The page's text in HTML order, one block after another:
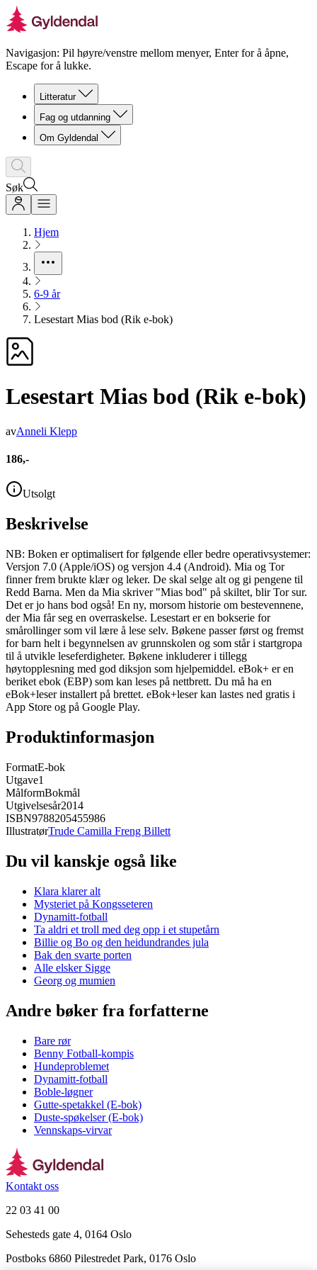
Navigasjon: Pil høyre/venstre mellom menyer, Enter for å åpne,
Escape for å lukke.
Litteratur
Fag og utdanning
Om Gyldendal
Søk
Hjem
6-9 år
Lesestart Mias bod (Rik e-bok)
Lesestart Mias bod (Rik e-bok)
avAnneli Klepp
186,-
Utsolgt
Beskrivelse
NB: Boken er optimalisert for følgende eller bedre operativsystemer:
Versjon 7.0 (Apple/iOS) og versjon 4.4 (Android). Mia og Tor
finner frem brukte klær og leker. De skal selge alt og gi pengene til
Redd Barna. Men da Mia skriver "Mias bod" på skiltet, blir Tor sur.
Det er jo hans bod også! En ny, morsom historie om bestevennene,
der Mia får seg en overraskelse. Lesestart er en bokserie for
smårollinger som vil lære å lese selv. Bøkene passer først og fremst
for barn helt i begynnelsen av grunnskolen og som står i startgropa
til å utvikle leseferdigheter. Bøkene inkluderer i tillegg
høytopplesning med god diksjon som hjelpemiddel. eBok+ er en
beriket ebok (EBP) som kan leses på nettbrett. Du må ha en
eBok+leser installert på brettet. eBok+leser kan lastes ned gratis i
App Store og på Google Play.
Produktinformasjon
FormatE-bok
Utgave1
MålformBokmål
Utgivelsesår2014
ISBN9788205455986
IllustratørTrude Camilla Freng Billett
Du vil kanskje også like
Klara klarer alt
Mysteriet på Kongsseteren
Dynamitt-fotball
Ta aldri et troll med deg opp i et stupetårn
Billie og Bo og den heidundrandes jula
Bak den svarte porten
Alle elsker Sigge
Georg og mumien
Andre bøker fra forfatterne
Bare rør
Benny Fotball-kompis
Hundeproblemet
Dynamitt-fotball
Boble-løgner
Gutte-spetakkel (E-bok)
Duste-spøkelser (E-bok)
Vennskaps-virvar
Kontakt oss
22 03 41 00
Sehesteds gate 4, 0164 Oslo
Postboks 6860 Pilestredet Park, 0176 Oslo